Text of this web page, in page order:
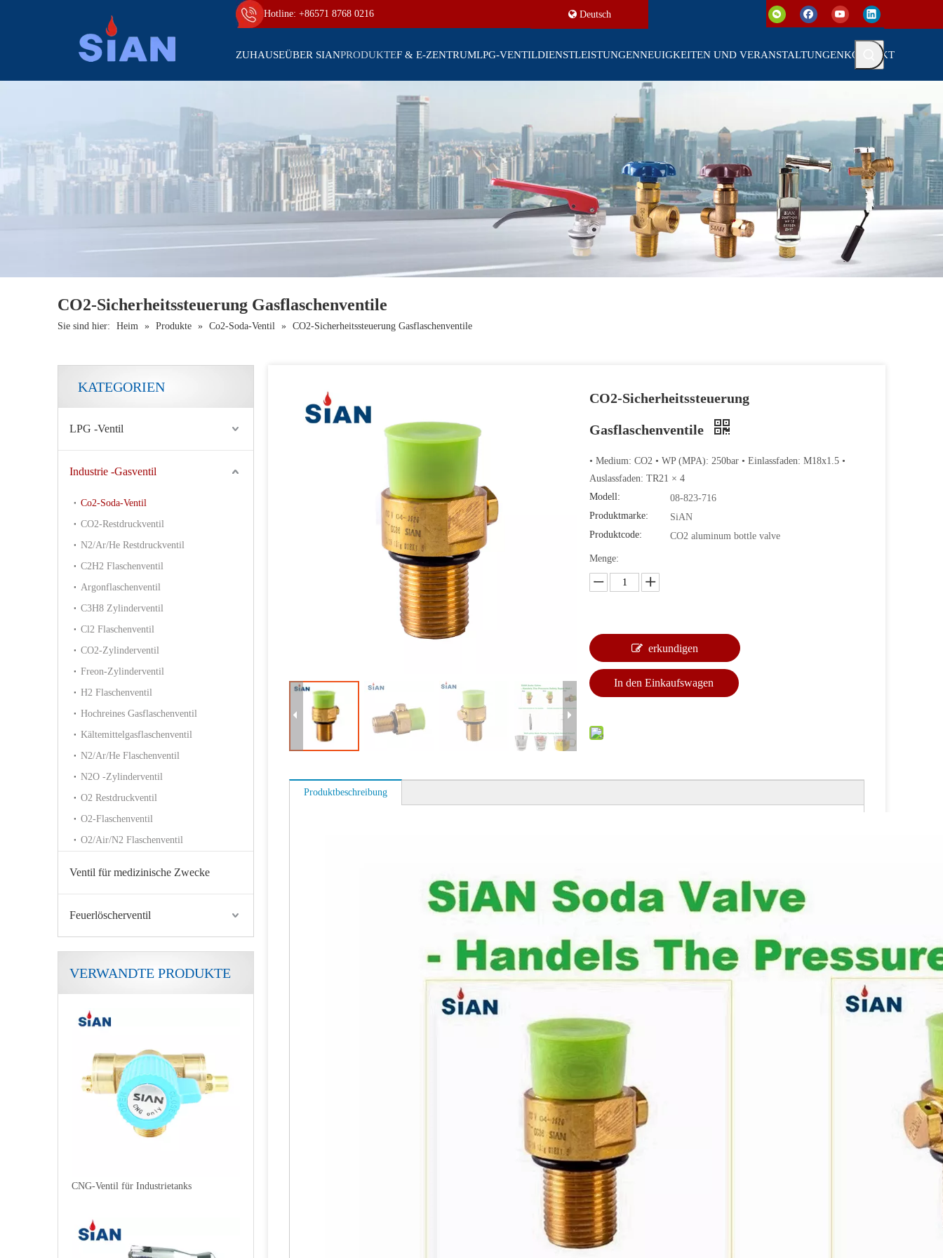
Hotline: +86571 8768 0216 Deutsch
ZUHAUSEÜBER SIANPRODUKTEF & E-ZENTRUMLPG-VENTILDIENSTLEISTUNGENNEUIGKEITEN UND VERANSTALTUNGENKONTAKT
CO2-Sicherheitssteuerung Gasflaschenventile
Sie sind hier: Heim » Produkte » Co2-Soda-Ventil » CO2-Sicherheitssteuerung Gasflaschenventile
KATEGORIEN
LPG -Ventil
Industrie -Gasventil
Co2-Soda-Ventil
CO2-Restdruckventil
N2/Ar/He Restdruckventil
C2H2 Flaschenventil
Argonflaschenventil
C3H8 Zylinderventil
Cl2 Flaschenventil
CO2-Zylinderventil
Freon-Zylinderventil
H2 Flaschenventil
Hochreines Gasflaschenventil
Kältemittelgasflaschenventil
N2/Ar/He Flaschenventil
N2O -Zylinderventil
O2 Restdruckventil
O2-Flaschenventil
O2/Air/N2 Flaschenventil
Ventil für medizinische Zwecke
Feuerlöscherventil
VERWANDTE PRODUKTEGarantiertes Wasserstoff-Gasflaschenventil
CNG-Ventil für Industrietanks
CO2-Sicherheitssteuerung
Gasflaschenventile
• Medium: CO2 • WP (MPA): 250bar • Einlassfaden: M18x1.5 •
Auslassfaden: TR21 × 4
Modell:
08-823-716
Produktmarke:
SiAN
Produktcode:
CO2 aluminum bottle valve
Menge:
erkundigen
In den Einkaufswagen
Produktbeschreibung